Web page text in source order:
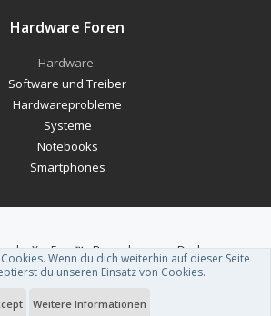
Hardware Foren
Hardware:
Software und Treiber
Hardwareprobleme
Systeme
Notebooks
Smartphones
by XenForo™-Deutsch von xenDach
designed byThemeHouse .
Wenn du dich weiterhin auf dieser Seite
du unseren Einsatz von Cookies.
Weitere Informationen